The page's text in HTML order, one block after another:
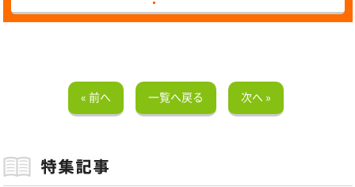
« 前へ 一覧へ戻る 次へ »